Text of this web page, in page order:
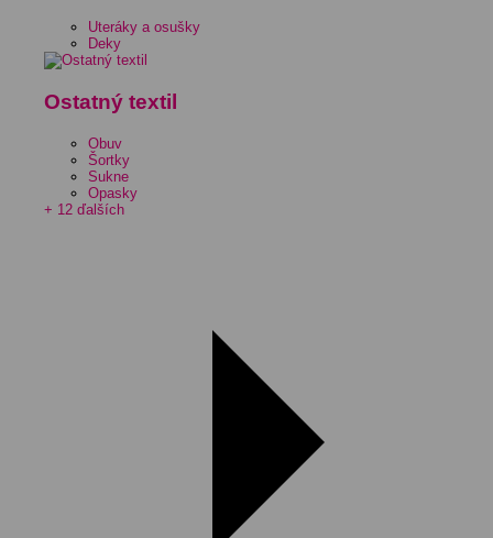
Uteráky a osušky
Deky
Ostatný textil
Obuv
Šortky
Sukne
Opasky
+ 12 ďalších